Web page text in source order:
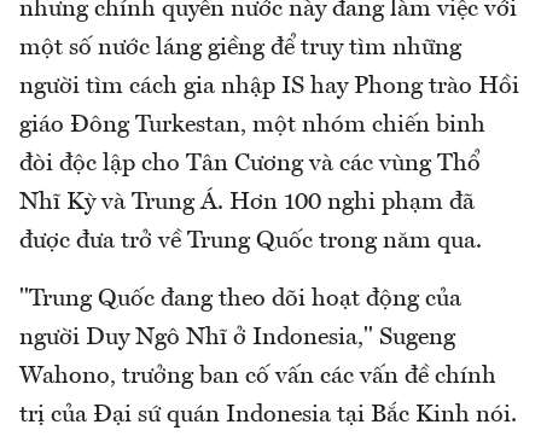
nhưng chính quyền nước này đang làm việc với
một số nước láng giềng để truy tìm những
người tìm cách gia nhập IS hay Phong trào Hồi
giáo Đông Turkestan, một nhóm chiến binh
đòi độc lập cho Tân Cương và các vùng Thổ
Nhĩ Kỳ và Trung Á. Hơn 100 nghi phạm đã
được đưa trở về Trung Quốc trong năm qua.
"Trung Quốc đang theo dõi hoạt động của
người Duy Ngô Nhĩ ở Indonesia," Sugeng
Wahono, trưởng ban cố vấn các vấn đề chính
trị của Đại sứ quán Indonesia tại Bắc Kinh nói.